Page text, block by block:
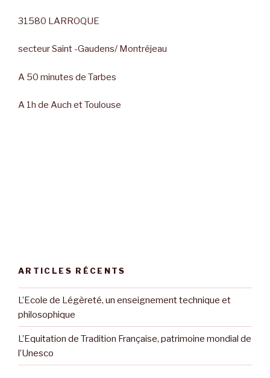
31580 LARROQUE
secteur Saint -Gaudens/ Montréjeau
A 50 minutes de Tarbes
A 1h de Auch et Toulouse
ARTICLES RÉCENTS
L’Ecole de Légèreté, un enseignement technique et
philosophique
L’Equitation de Tradition Française, patrimoine mondial de
l’Unesco